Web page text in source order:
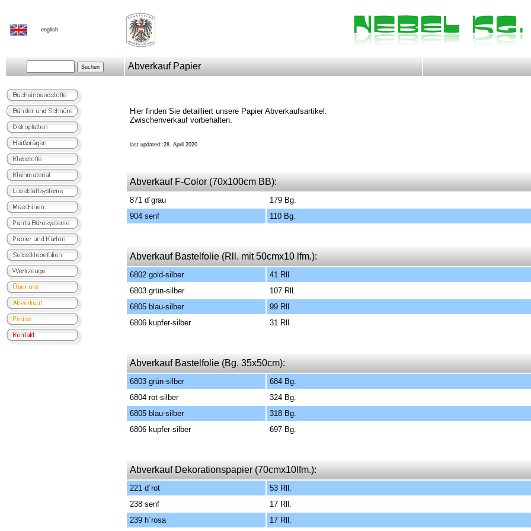
english
Abverkauf Papier
Hier finden Sie detailliert unsere Papier Abverkaufsartikel.
Zwischenverkauf vorbehalten.
last updated::28. April 2020
Abverkauf F-Color (70x100cm BB):
871 d´grau
179 Bg.
904 senf
110 Bg.
Abverkauf Bastelfolie (Rll. mit 50cmx10 lfm.):
6802 gold-silber
41 Rll.
6803 grün-silber
107 Rll.
6805 blau-silber
99 Rll.
6806 kupfer-silber
31 Rll.
Abverkauf Bastelfolie (Bg. 35x50cm):
6803 grün-silber
684 Bg.
6804 rot-silber
324 Bg.
6805 blau-silber
318 Bg.
6806 kupfer-silber
697 Bg.
Abverkauf Dekorationspapier (70cmx10lfm.):
221 d´rot
53 Rll.
238 senf
17 Rll.
239 h´rosa
17 Rll.